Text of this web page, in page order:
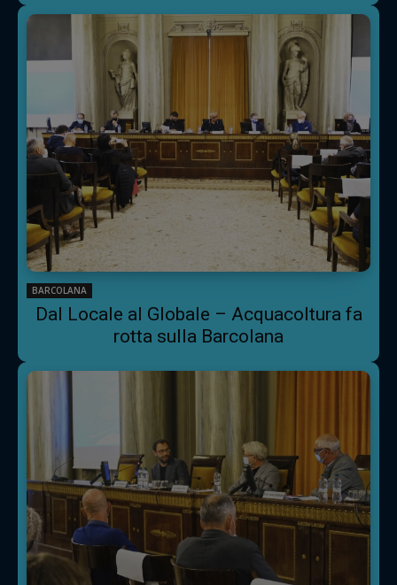
BARCOLANA
Dal Locale al Globale – Acquacoltura fa
rotta sulla Barcolana